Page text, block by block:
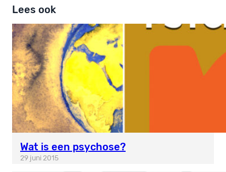
Lees ook
Wat is een psychose?
29 juni 2015